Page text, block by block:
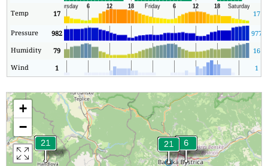
Temp 17 17
Pressure 982 977
Humidity
79 16
Wind
1 1
+
−